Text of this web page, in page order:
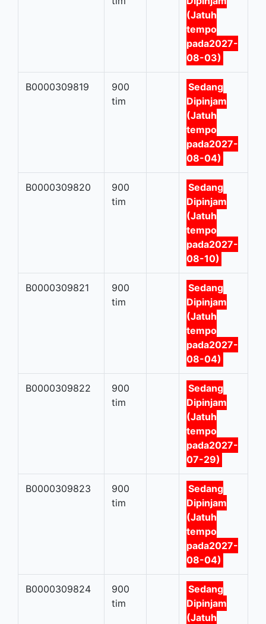
(Jatuh
tempo
pada2027-
08-03)
B0000309819
900
tim
Sedang
Dipinjam
(Jatuh
tempo
pada2027-
08-04)
B0000309820
900
tim
Sedang
Dipinjam
(Jatuh
tempo
pada2027-
08-10)
B0000309821
900
tim
Sedang
Dipinjam
(Jatuh
tempo
pada2027-
08-04)
B0000309822
900
tim
Sedang
Dipinjam
(Jatuh
tempo
pada2027-
07-29)
B0000309823
900
tim
Sedang
Dipinjam
(Jatuh
tempo
pada2027-
08-04)
B0000309824
900
tim
Sedang
Dipinjam
(Jatuh